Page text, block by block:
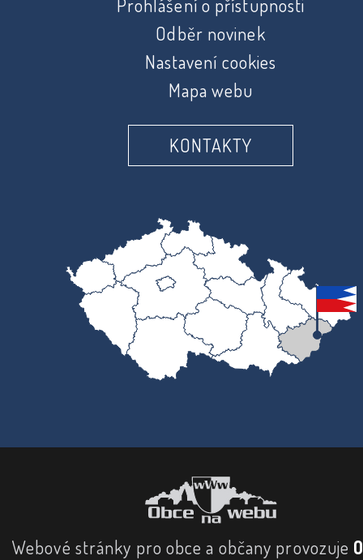
Prohlášení o přístupnosti
Odběr novinek
Nastavení cookies
Mapa webu
KONTAKTY
Webové stránky pro obce a občany provozuje